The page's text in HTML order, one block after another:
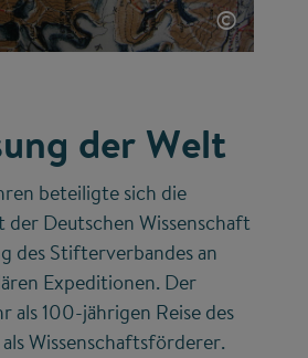
©
der Welt
beteiligte sich die
Deutschen Wissenschaft
des Stifterverbandes an
Expeditionen. Der
als 100-jährigen Reise des
Wissenschaftsförderer.